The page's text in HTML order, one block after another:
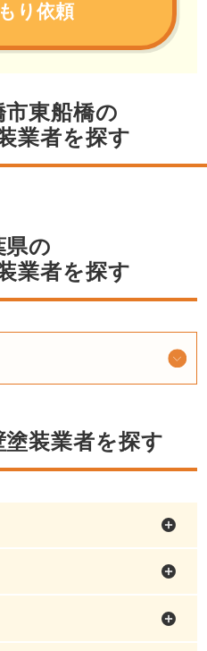
り依頼
東船橋の
業者を探す
県の
業者を探す
装業者を探す